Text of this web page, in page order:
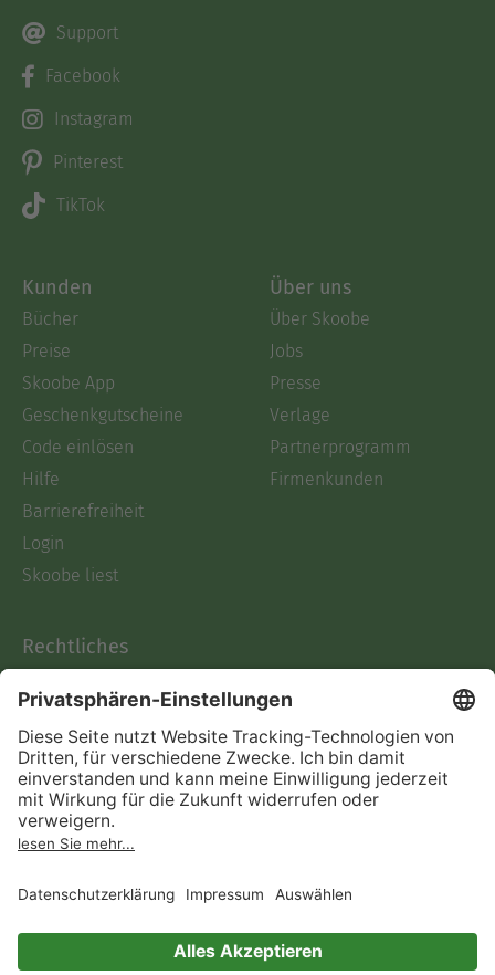
Support
Facebook
Instagram
Pinterest
TikTok
Kunden
Bücher
Preise
Skoobe App
Geschenkgutscheine
Code einlösen
Hilfe
Barrierefreiheit
Login
Skoobe liest
Über uns
Über Skoobe
Jobs
Presse
Verlage
Partnerprogramm
Firmenkunden
Rechtliches
AGB
Informationen nach Data
Act
Verträge hier kündigen
Impressum